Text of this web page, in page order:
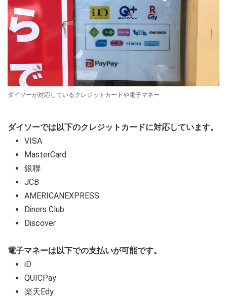
ダイソーが対応しているクレジットカードや電子マネー
ダイソーでは以下のクレジットカードに対応しています。
VISA
MasterCard
銀聯
JCB
AMERICANEXPRESS
Diners Club
Discover
電子マネーは以下での支払いが可能です。
iD
QUICPay
楽天Edy